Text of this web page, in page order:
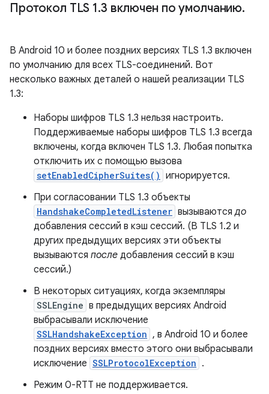
Протокол TLS 1.3 включен по умолчанию.
В Android 10 и более поздних версиях TLS 1.3 включен
по умолчанию для всех TLS-соединений. Вот
несколько важных деталей о нашей реализации TLS
1.3:
Наборы шифров TLS 1.3 нельзя настроить.
Поддерживаемые наборы шифров TLS 1.3 всегда
включены, когда включен TLS 1.3. Любая попытка
отключить их с помощью вызова
setEnabledCipherSuites() игнорируется.
При согласовании TLS 1.3 объекты
HandshakeCompletedListener вызываютсядо
добавления сессий в кэш сессий. (В TLS 1.2 и
других предыдущих версиях эти объекты
вызываются после добавления сессий в кэш
сессий.)
В некоторых ситуациях, когда экземпляры
SSLEngine в предыдущих версиях Android
выбрасывали исключение
SSLHandshakeException , в Android 10 и более
поздних версиях вместо этого они выбрасывали
исключение SSLProtocolException .
Режим 0-RTT не поддерживается.